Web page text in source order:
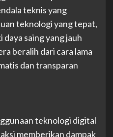
teknis yang
teknologi yang tepat,
daya saing yang jauh
beralih dari cara lama
dan transparan
teknologi digital
memberikan dampak